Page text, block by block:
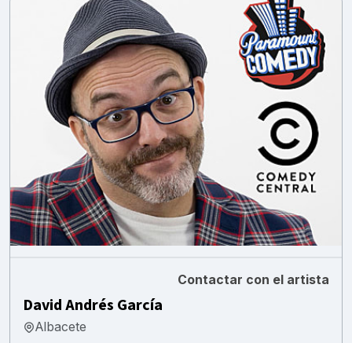
Contactar con el artista
David Andrés García
Albacete